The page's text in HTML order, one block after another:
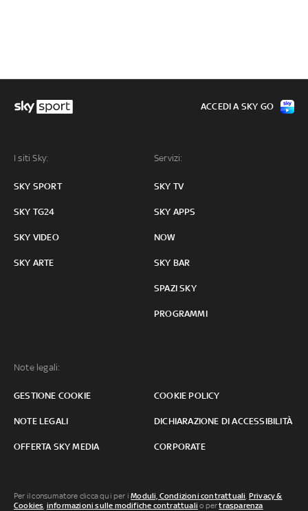
I siti Sky:
SKY SPORT
SKY TG24
SKY VIDEO
SKY ARTE
Servizi:
SKY TV
SKY APPS
NOW
SKY BAR
SPAZI SKY
PROGRAMMI
Note legali:
GESTIONE COOKIE COOKIE POLICY
NOTE LEGALI DICHIARAZIONE DI ACCESSIBILITÀ
OFFERTA SKY MEDIA CORPORATE
ACCEDI A SKY GO
Per il consumatore clicca qui per iModuli, Condizioni contrattuali Privacy &
Cookies informazioni sulle modifiche contrattuali o pertrasparenza